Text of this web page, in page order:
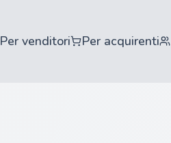
Per venditori Per acquirenti